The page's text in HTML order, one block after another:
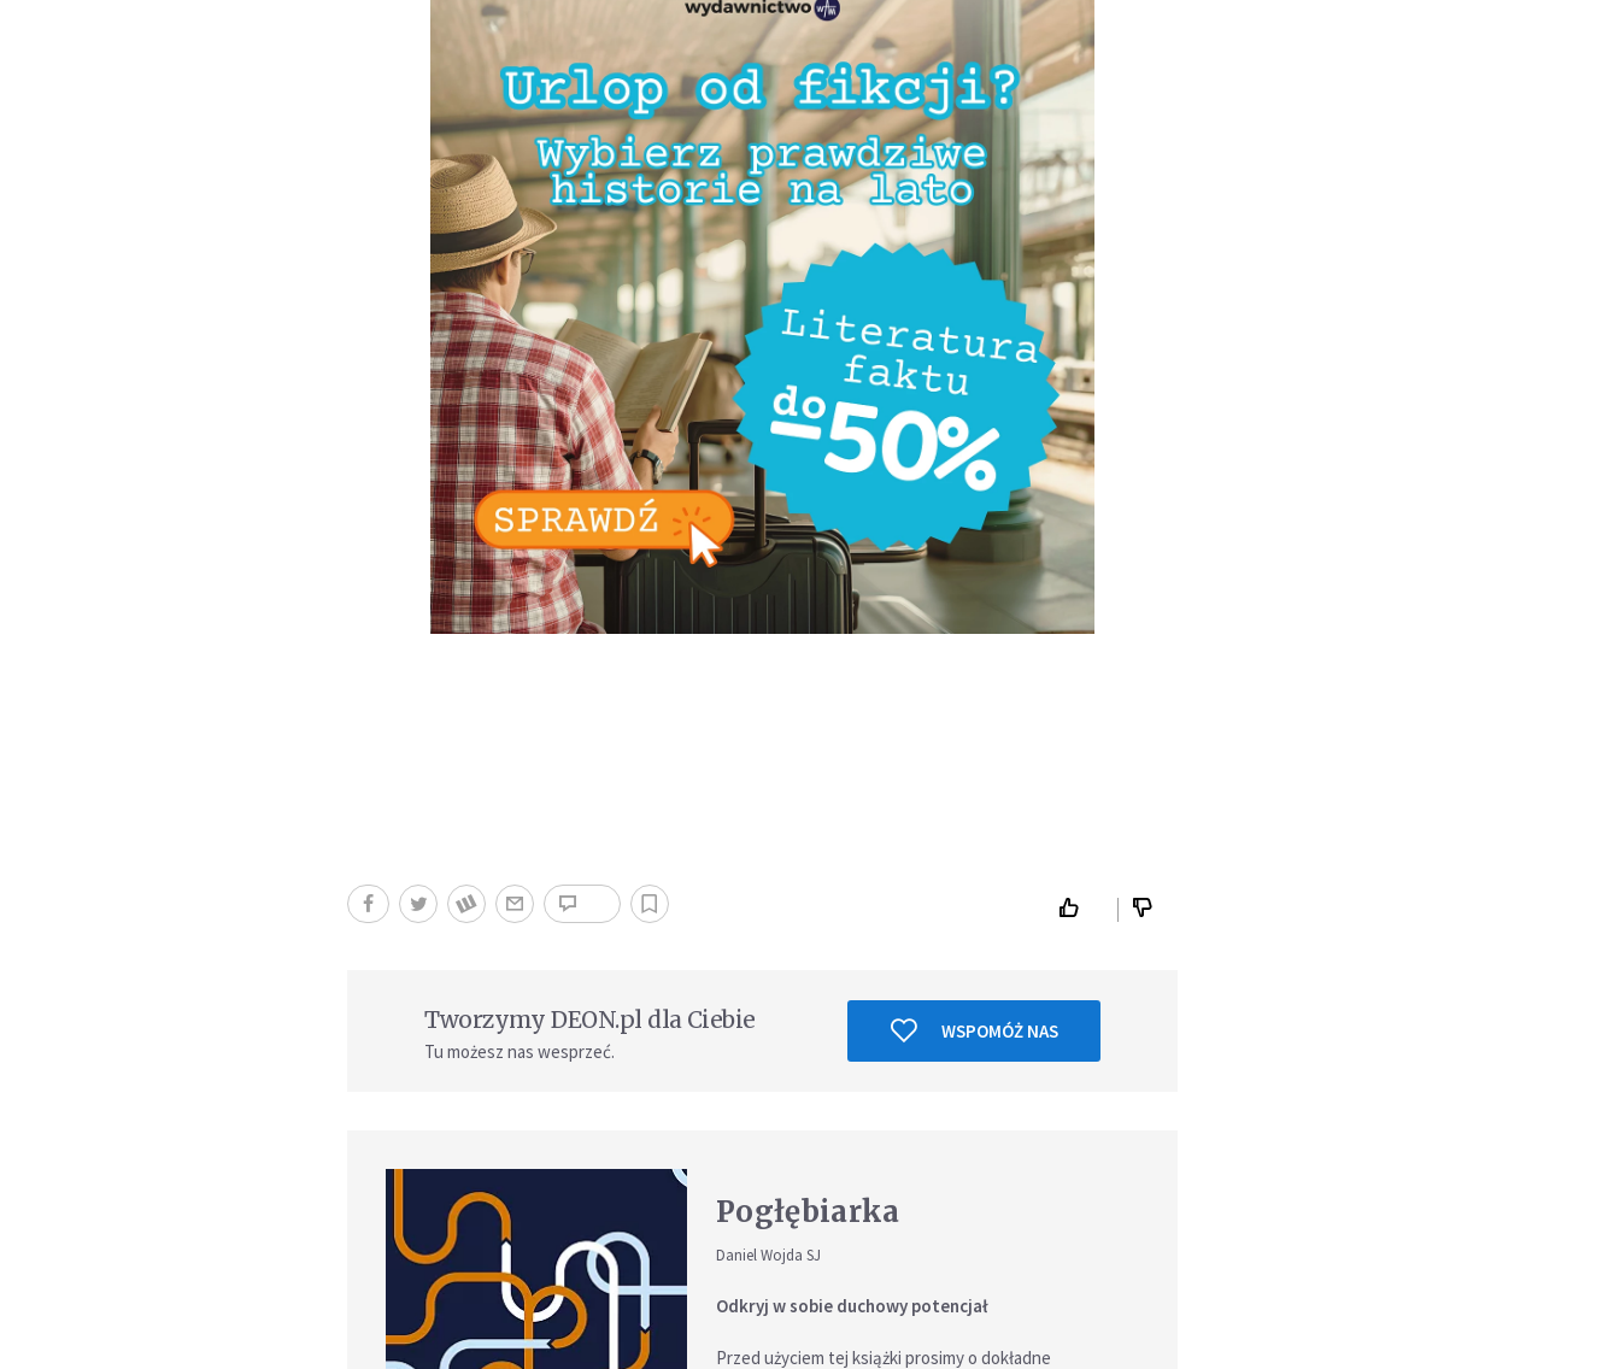
Tworzymy DEON.pl dla Ciebie
Tu możesz nas wesprzeć.
WSPOMÓŻ NAS
Pogłębiarka
Daniel Wojda SJ
Odkryj w sobie duchowy potencjał
Przed użyciem tej książki prosimy o dokładne